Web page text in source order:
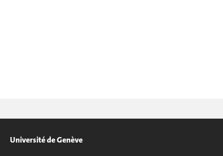
Université de Genève